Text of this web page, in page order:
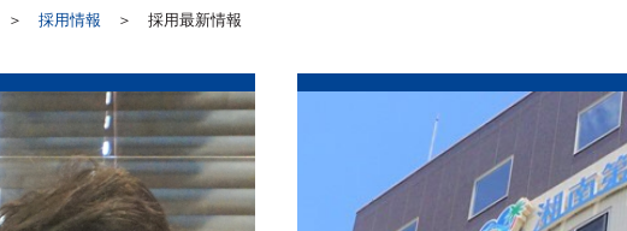
採用情報 ＞ 採用最新情報